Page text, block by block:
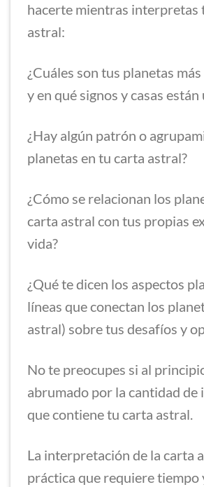
hacerte mientras interpretas
astral:
¿Cuáles son tus planetas
y en qué signos y casas están
¿Hay algún patrón o
planetas en tu carta astral?
¿Cómo se relacionan los
carta astral con tus propias
vida?
¿Qué te dicen los aspectos
líneas que conectan los
astral) sobre tus desafíos y
No te preocupes si al
abrumado por la cantidad de
que contiene tu carta astral.
La interpretación de la carta
práctica que requiere tiempo